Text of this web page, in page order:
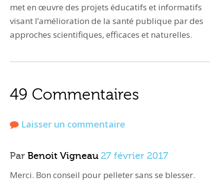
met en œuvre des projets éducatifs et informatifs
visant l’amélioration de la santé publique par des
approches scientifiques, efficaces et naturelles.
49 Commentaires
Laisser un commentaire
Par Benoit Vigneau 27 février 2017
Merci. Bon conseil pour pelleter sans se blesser.